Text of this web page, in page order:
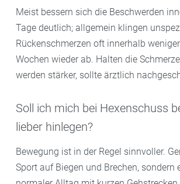
Meist bessern sich die Beschwerden
Tage deutlich; allgemein klingen
Rückenschmerzen oft innerhalb
Wochen wieder ab. Halten die
werden stärker, sollte ärztlich
Soll ich mich bei Hexenschuss
lieber hinlegen?
Bewegung ist in der Regel sinnvoller.
Sport auf Biegen und Brechen, sondern